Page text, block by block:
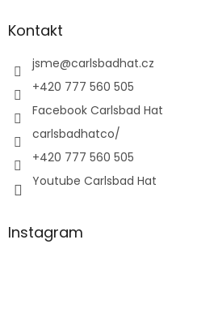
Kontakt
jsme@carlsbadhat.cz
+420 777 560 505
Facebook Carlsbad Hat
carlsbadhatco/
+420 777 560 505
Youtube Carlsbad Hat
Instagram